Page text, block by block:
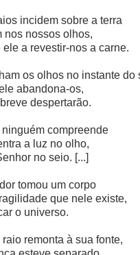
incidem sobre a terra
nos nossos olhos,
a revestir-nos a carne.
os olhos no instante do
abandona-os,
despertarão.
compreende
a luz no olho,
no seio. [...]
tomou um corpo
que nele existe,
o universo.
remonta à sua fonte,